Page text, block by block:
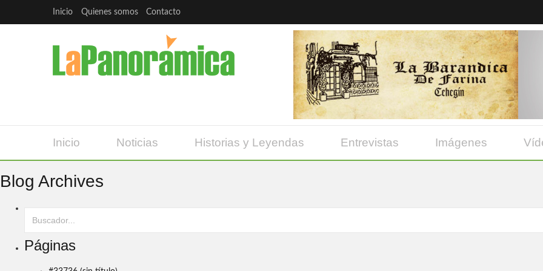
Inicio Quienes somos Contacto
Inicio Noticias Historias y Leyendas Entrevistas Imágenes
Blog Archives
Páginas